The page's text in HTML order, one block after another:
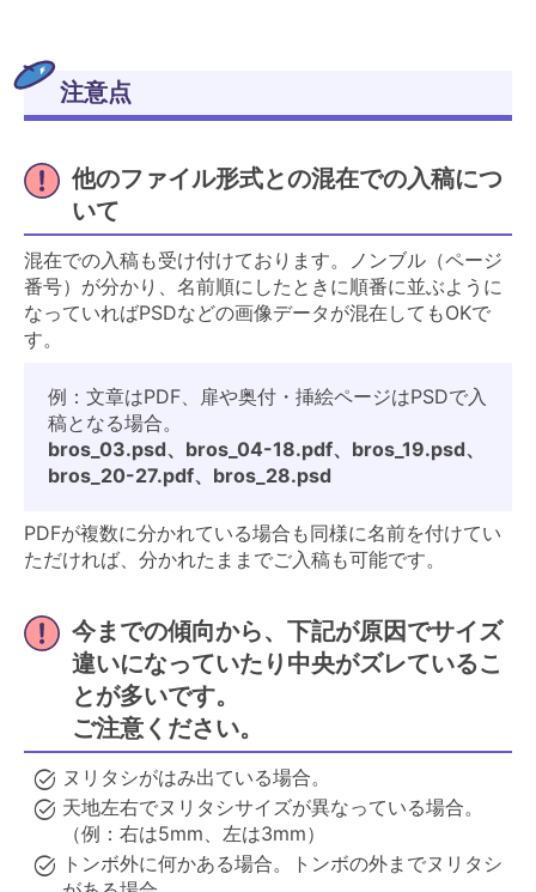
注意点
他のファイル形式との混在での入稿につ
いて
混在での入稿も受け付けております。ノンブル（ページ
番号）が分かり、名前順にしたときに順番に並ぶように
なっていればPSDなどの画像データが混在してもOKで
す。
例：文章はPDF、扉や奥付・挿絵ページはPSDで入
稿となる場合。
bros_03.psd、bros_04-18.pdf、bros_19.psd、
bros_20-27.pdf、bros_28.psd
PDFが複数に分かれている場合も同様に名前を付けてい
ただければ、分かれたままでご入稿も可能です。
今までの傾向から、下記が原因でサイズ
違いになっていたり中央がズレているこ
とが多いです。
ご注意ください。
ヌリタシがはみ出ている場合。
天地左右でヌリタシサイズが異なっている場合。
（例：右は5mm、左は3mm）
トンボ外に何かある場合。トンボの外までヌリタシ